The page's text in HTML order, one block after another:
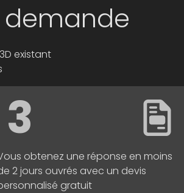
demande
existant
3
obtenez une réponse en moins
2 jours ouvrés avec un devis
gratuit